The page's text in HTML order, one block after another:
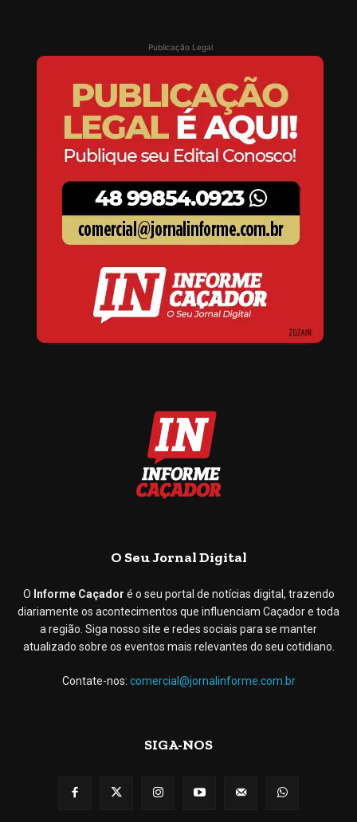
Publicação Legal
O Seu Jornal Digital
O Informe Caçador é o seu portal de notícias digital, trazendo
diariamente os acontecimentos que influenciam Caçador e toda
a região. Siga nosso site e redes sociais para se manter
atualizado sobre os eventos mais relevantes do seu cotidiano.
Contate-nos: comercial@jornalinforme.com.br
SIGA-NOS